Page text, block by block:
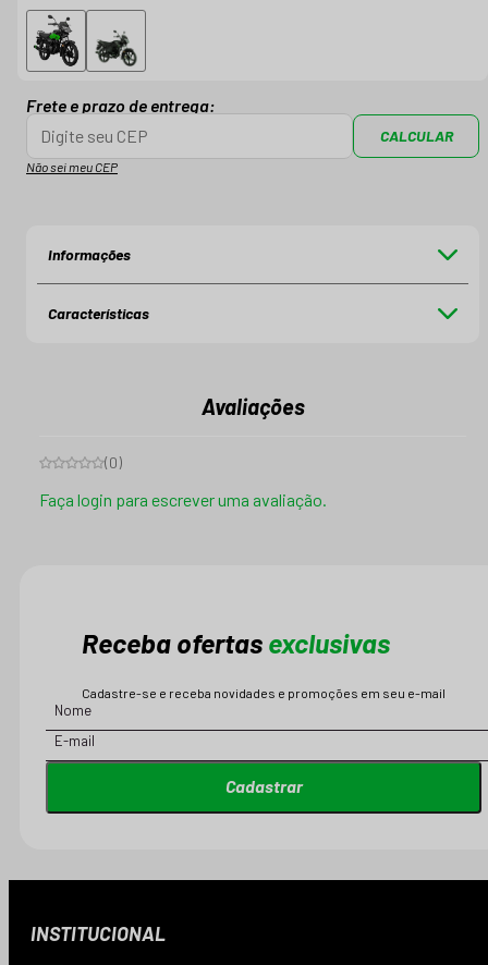
Frete e prazo de entrega:
CALCULAR
Não sei meu CEP
Informações
Características
Avaliações
(0)
Faça login para escrever uma avaliação.
Receba ofertas exclusivas
Cadastre-se e receba novidades e promoções em seu e-mail
Cadastrar
INSTITUCIONAL